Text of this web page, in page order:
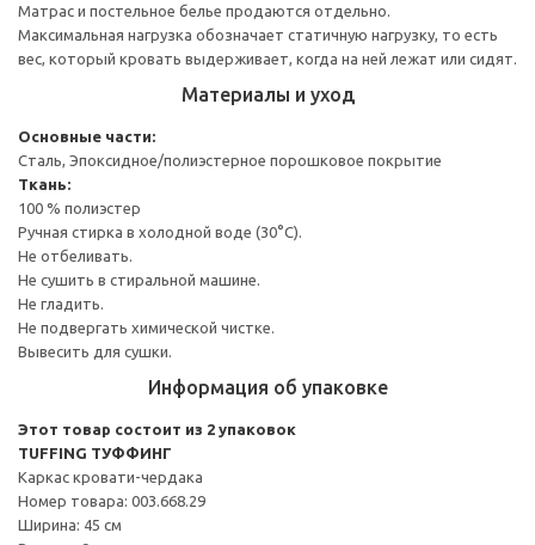
Матрас и постельное белье продаются отдельно.
Максимальная нагрузка обозначает статичную нагрузку, то есть
вес, который кровать выдерживает, когда на ней лежат или сидят.
Материалы и уход
Основные части:
Сталь, Эпоксидное/полиэстерное порошковое покрытие
Ткань:
100 % полиэстер
Ручная стирка в холодной воде (30°C).
Не отбеливать.
Не сушить в стиральной машине.
Не гладить.
Не подвергать химической чистке.
Вывесить для сушки.
Информация об упаковке
Этот товар состоит из 2 упаковок
TUFFING ТУФФИНГ
Каркас кровати-чердака
Номер товара: 003.668.29
Ширина: 45 см